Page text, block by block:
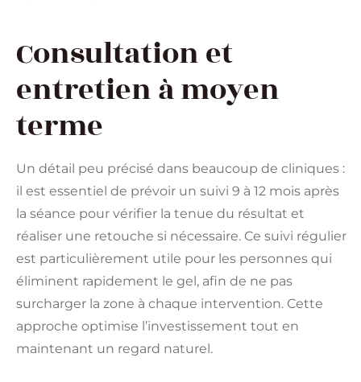
Consultation et
entretien à moyen
terme
Un détail peu précisé dans beaucoup de cliniques :
il est essentiel de prévoir un suivi 9 à 12 mois après
la séance pour vérifier la tenue du résultat et
réaliser une retouche si nécessaire. Ce suivi régulier
est particulièrement utile pour les personnes qui
éliminent rapidement le gel, afin de ne pas
surcharger la zone à chaque intervention. Cette
approche optimise l’investissement tout en
maintenant un regard naturel.